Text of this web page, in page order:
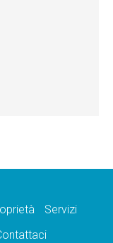
Servizi